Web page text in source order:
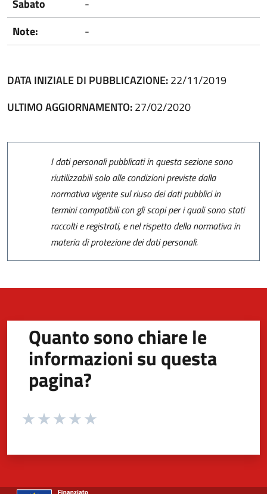
Sabato
-
Note:
-
DATA INIZIALE DI PUBBLICAZIONE:22/11/2019
ULTIMO AGGIORNAMENTO:27/02/2020
I dati personali pubblicati in questa sezione sono
riutilizzabili solo alle condizioni previste dalla
normativa vigente sul riuso dei dati pubblici in
termini compatibili con gli scopi per i quali sono stati
raccolti e registrati, e nel rispetto della normativa in
materia di protezione dei dati personali.
Quanto sono chiare le
informazioni su questa
pagina?
Valuta da 1 a 5 stelle la pagina